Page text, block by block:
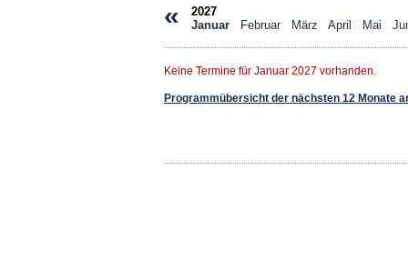
«
2027
Januar
Februar März April Mai
Keine Termine für Januar 2027 vorhanden.
Programmübersicht der nächsten 12 Monate